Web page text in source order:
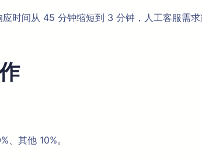
时间从 45 分钟缩短到 3 分钟，人工客服需
其他 10%。